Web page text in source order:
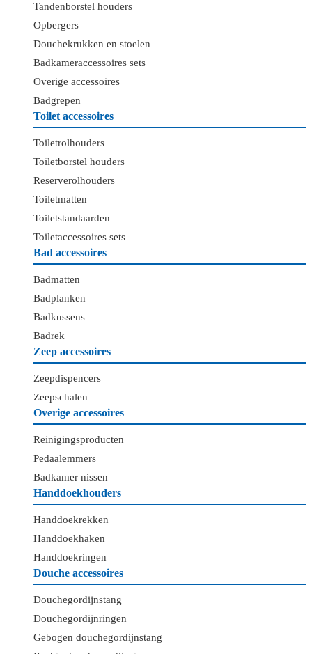
Tandenborstel houders
Opbergers
Douchekrukken en stoelen
Badkameraccessoires sets
Overige accessoires
Badgrepen
Toilet accessoires
Toiletrolhouders
Toiletborstel houders
Reserverolhouders
Toiletmatten
Toiletstandaarden
Toiletaccessoires sets
Bad accessoires
Badmatten
Badplanken
Badkussens
Badrek
Zeep accessoires
Zeepdispencers
Zeepschalen
Overige accessoires
Reinigingsproducten
Pedaalemmers
Badkamer nissen
Handdoekhouders
Handdoekrekken
Handdoekhaken
Handdoekringen
Douche accessoires
Douchegordijnstang
Douchegordijnringen
Gebogen douchegordijnstang